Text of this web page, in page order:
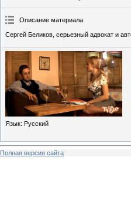
Описание материала:
Сергей Беликов, серьезный адвокат и
Язык: Русский
Полная версия сайта